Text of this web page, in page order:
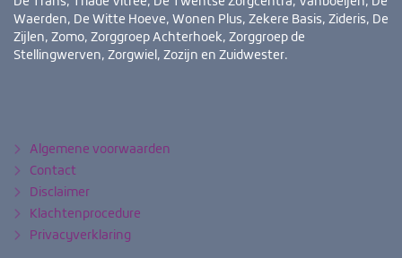
Waerden, De Witte Hoeve, Wonen Plus, Zekere Basis, Zideris, De
Zijlen, Zomo, Zorggroep Achterhoek, Zorggroep de
Stellingwerven, Zorgwiel, Zozijn en Zuidwester.
Algemene voorwaarden
Contact
Disclaimer
Klachtenprocedure
Privacyverklaring